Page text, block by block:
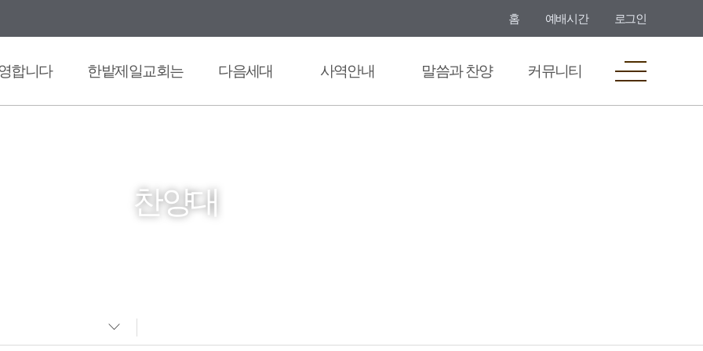
홈 예배시간 로그인
합니다 한밭제일교회는 다음세대 사역안내 말씀과 찬양 커뮤니티
찬양대